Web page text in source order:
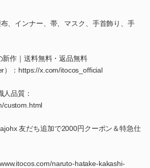
、インナー、帯、マスク、手首飾り、手
新作｜送料無料・返品無料
）：https://x.com/itocos_official
人品質：
custom.html
友だち追加で2000円クーポン＆特急仕
naruto-hatake-kakashi-